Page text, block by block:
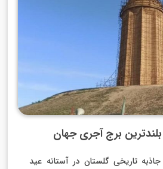
برج آجری جهان
تاریخی گلستان در آستانه عید